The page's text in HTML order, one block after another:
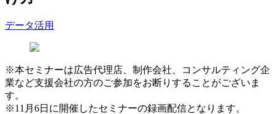
データ活用
※本セミナーは広告代理店、制作会社、コンサルティング企
業など支援会社の方のご参加をお断りすることがございま
す。
※11月6日に開催したセミナーの録画配信となります。